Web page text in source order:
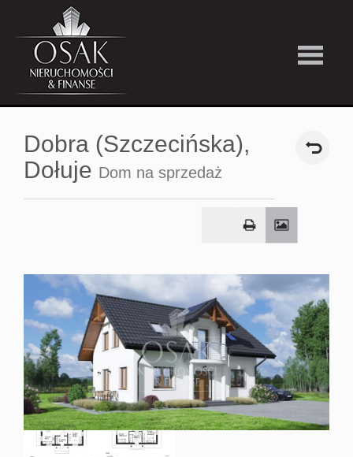
Kup
Firma
Kontakt
Dobra (Szczecińska),
Dołuje Dom na sprzedaż